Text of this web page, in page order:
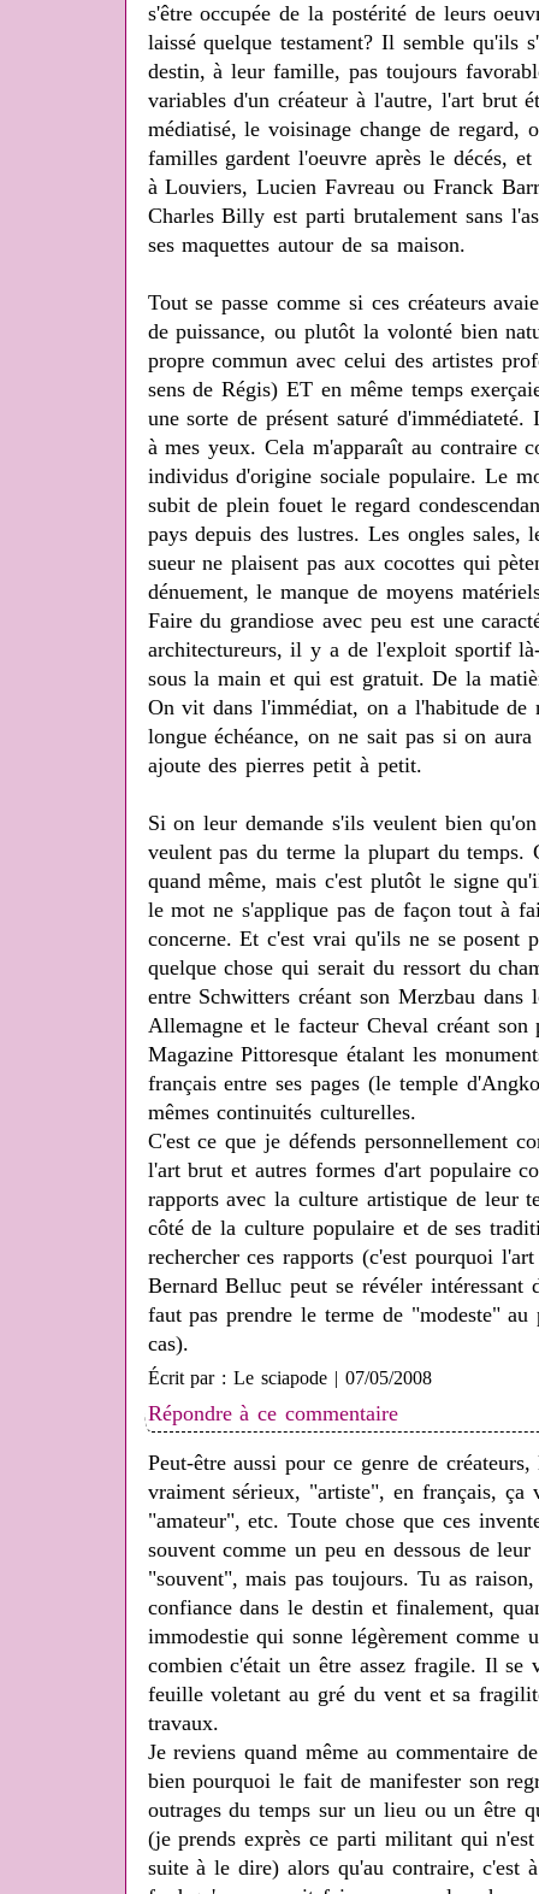
s'être occupée de la postérité de leurs
laissé quelque testament? Il semble qu'ils
destin, à leur famille, pas toujours
variables d'un créateur à l'autre, l'art brut
médiatisé, le voisinage change de regard,
familles gardent l'oeuvre après le décés,
à Louviers, Lucien Favreau ou Franck
Charles Billy est parti brutalement sans
ses maquettes autour de sa maison.
Tout se passe comme si ces créateurs
de puissance, ou plutôt la volonté bien
propre commun avec celui des artistes
sens de Régis) ET en même temps
une sorte de présent saturé
à mes yeux. Cela m'apparaît au contraire
individus d'origine sociale populaire. Le
subit de plein fouet le regard
pays depuis des lustres. Les ongles sales,
sueur ne plaisent pas aux cocottes qui
dénuement, le manque de moyens
Faire du grandiose avec peu est une
architectureurs, il y a de l'exploit sportif
sous la main et qui est gratuit. De la
On vit dans l'immédiat, on a l'habitude de
longue échéance, on ne sait pas si on
ajoute des pierres petit à petit.
Si on leur demande s'ils veulent bien
veulent pas du terme la plupart du temps.
quand même, mais c'est plutôt le signe
le mot ne s'applique pas de façon tout à
concerne. Et c'est vrai qu'ils ne se posent
quelque chose qui serait du ressort du
entre Schwitters créant son Merzbau dans
Allemagne et le facteur Cheval créant
Magazine Pittoresque étalant les
français entre ses pages (le temple
mêmes continuités culturelles.
C'est ce que je défends personnellement
l'art brut et autres formes d'art populaire
rapports avec la culture artistique de leur
côté de la culture populaire et de ses
rechercher ces rapports (c'est pourquoi
Bernard Belluc peut se révéler
faut pas prendre le terme de "modeste"
cas).
Écrit par : Le sciapode | 07/05/2008
Répondre à ce commentaire
Peut-être aussi pour ce genre de
vraiment sérieux, "artiste", en français, ça
"amateur", etc. Toute chose que ces
souvent comme un peu en dessous de
"souvent", mais pas toujours. Tu as
confiance dans le destin et finalement,
immodestie qui sonne légèrement comme
combien c'était un être assez fragile. Il se
feuille voletant au gré du vent et sa
travaux.
Je reviens quand même au commentaire
bien pourquoi le fait de manifester son
outrages du temps sur un lieu ou un être
(je prends exprès ce parti militant qui
suite à le dire) alors qu'au contraire, c'est